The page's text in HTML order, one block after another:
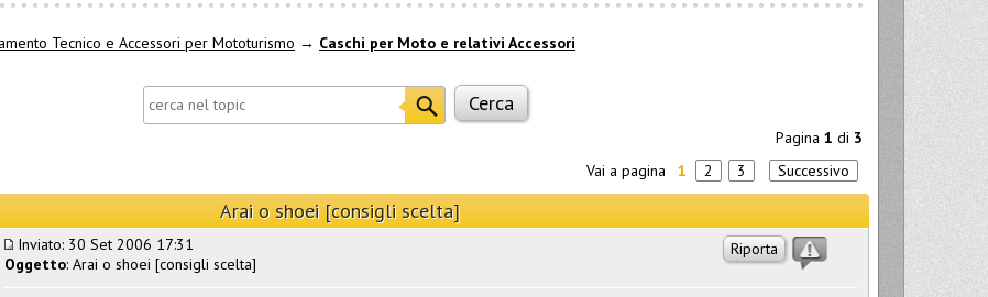
Tecnico e Accessori per Mototurismo → Caschi per Moto e relativi Accessori
Pagina 1 di 3
Vai a pagina
1 2 3 Successivo
Arai o shoei [consigli scelta]
Riporta
Inviato: 30 Set 2006 17:31
Oggetto: Arai o shoei [consigli scelta]